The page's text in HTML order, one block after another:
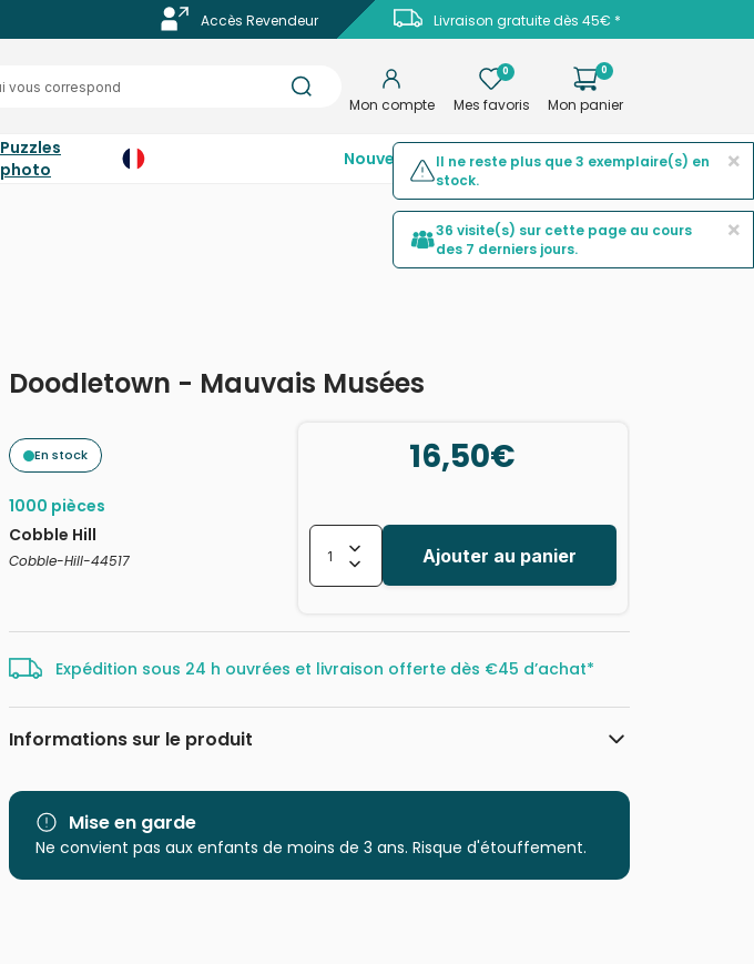
Livraison gratuite dès 45€ *
Accès Revendeur
Mon compte
0
Mes favoris
0
Mon panier
Puzzles
photo
NouveautésTop ventesPromotions
Doodletown - Mauvais Musées
En stock
1000 pièces
Cobble Hill
Cobble-Hill-44517
16,50€
Ajouter au panier
Expédition sous 24 h ouvrées et livraison offerte dès €45 d’achat*
Informations sur le produit
Catégorie
Age
Puzzle pour Adultes (500 à 48.000
pièces)
Mise en garde
Ne convient pas aux enfants de moins de 3 ans. Risque d'étouffement.
×
Il ne reste plus que 3 exemplaire(s) en
stock.
×
36 visite(s) sur cette page au cours
des 7 derniers jours.